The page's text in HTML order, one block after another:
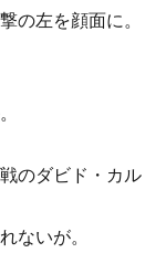
の左を顔面に。
のダビド・カル
ないが。